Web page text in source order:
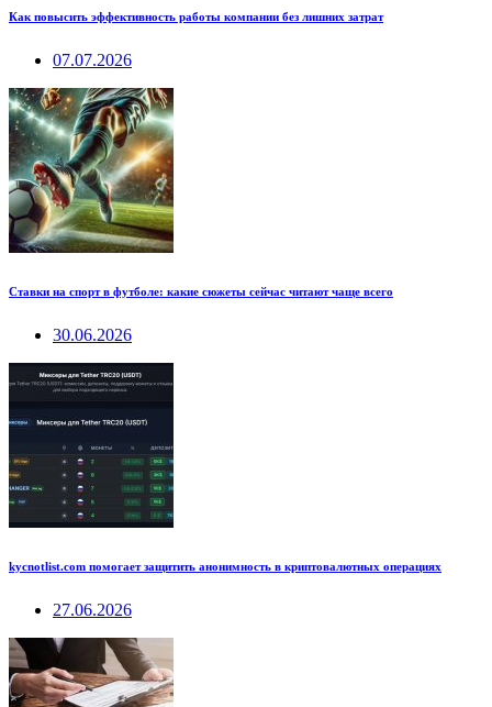
Как повысить эффективность работы компании без лишних затрат
07.07.2026
Ставки на спорт в футболе: какие сюжеты сейчас читают чаще всего
30.06.2026
kycnotlist.com помогает защитить анонимность в криптовалютных операциях
27.06.2026